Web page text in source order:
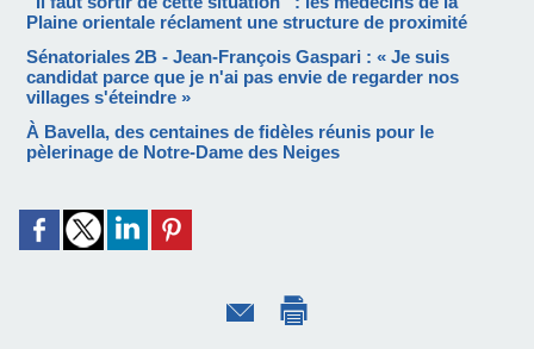
Plaine orientale réclament une structure de proximité
Sénatoriales 2B - Jean-François Gaspari : « Je suis
candidat parce que je n'ai pas envie de regarder nos
villages s'éteindre »
À Bavella, des centaines de fidèles réunis pour le
pèlerinage de Notre-Dame des Neiges